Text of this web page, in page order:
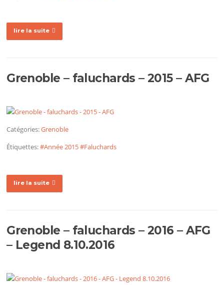
lire la suite
Grenoble – faluchards – 2015 – AFG
Catégories:Grenoble
Étiquettes:#Année 2015#Faluchards
lire la suite
Grenoble – faluchards – 2016 – AFG
– Legend 8.10.2016